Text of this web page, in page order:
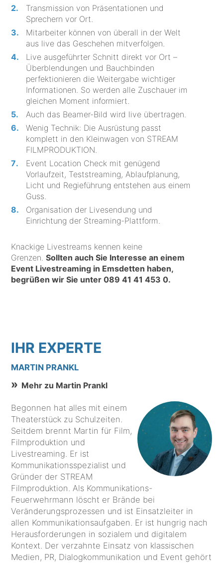
Transmission von Präsentationen und
Sprechern vor Ort.
Mitarbeiter können von überall in der Welt
aus live das Geschehen mitverfolgen.
Live ausgeführter Schnitt direkt vor Ort –
Überblendungen und Bauchbinden
perfektionieren die Weitergabe wichtiger
Informationen. So werden alle Zuschauer im
gleichen Moment informiert.
Auch das Beamer-Bild wird live übertragen.
Wenig Technik: Die Ausrüstung passt
komplett in den Kleinwagen von STREAM
FILMPRODUKTION.
Event Location Check mit genügend
Vorlaufzeit, Teststreaming, Ablaufplanung,
Licht und Regieführung entstehen aus einem
Guss.
Organisation der Livesendung und
Einrichtung der Streaming-Plattform.
Knackige Livestreams kennen keine
Grenzen.Sollten auch Sie Interesse an einem
Event Livestreaming in Emsdetten haben,
begrüßen wir Sie unter089 41 41 453 0.
IHR EXPERTE
MARTIN PRANKL
Mehr zu Martin Prankl
Begonnen hat alles mit einem
Theaterstück zu Schulzeiten.
Seitdem brennt Martin für Film,
Filmproduktion und
Livestreaming. Er ist
Kommunikationsspezialist und
Gründer der STREAM
Filmproduktion. Als Kommunikations-
Feuerwehrmann löscht er Brände bei
Veränderungsprozessen und ist Einsatzleiter in
allen Kommunikationsaufgaben. Er ist hungrig nach
Herausforderungen in sozialem und digitalem
Kontext. Der verzahnte Einsatz von klassischen
Medien, PR, Dialogkommunikation und Event gehört